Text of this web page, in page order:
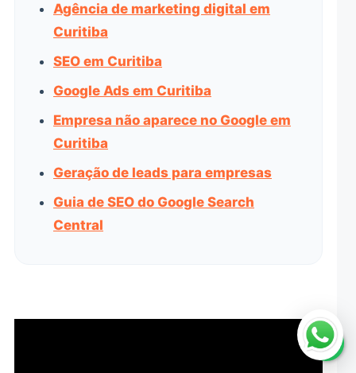
Agência de marketing digital em
Curitiba
SEO em Curitiba
Google Ads em Curitiba
Empresa não aparece no Google em
Curitiba
Geração de leads para empresas
Guia de SEO do Google Search
Central